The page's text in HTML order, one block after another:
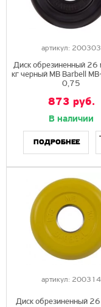
артикул: 200303
Диск обрезиненный
кг черный MB Barbell
0,75
873 руб.
В наличии
ПОДРОБНЕЕ
артикул: 200314
Диск обрезиненный